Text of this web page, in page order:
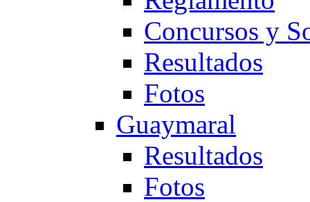
Concursos y
Resultados
Fotos
Guaymaral
Resultados
Fotos